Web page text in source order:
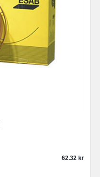
62.32